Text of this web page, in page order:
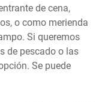
de cena,
o como merienda
Si queremos
de pescado o las
Se puede